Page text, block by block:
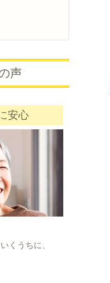
声
安心
くうちに、